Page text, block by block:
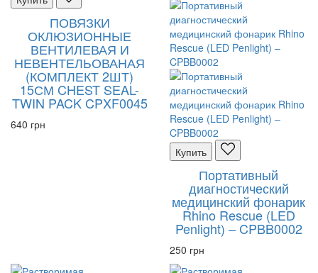
ПОВЯЗКИ
ОКЛЮЗИОННЫЕ
ВЕНТИЛЕВАЯ И
НЕВЕНТЕЛЬОВАНАЯ
(КОМПЛЕКТ 2ШТ)
15СМ CHEST SEAL-
TWIN PACK CPXF0045
640 грн
Купить
Портативный
диагностический
медицинский фонарик
Rhino Rescue (LED
Penlight) – CPBB0002
250 грн